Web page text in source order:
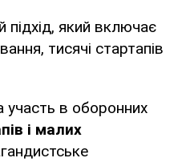
який включає
тисячі стартапів
участь в оборонних
і малих